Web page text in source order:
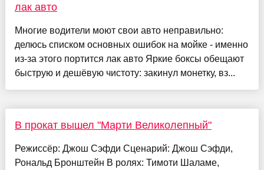
лак авто
Многие водители моют свои авто неправильно:
делюсь списком основных ошибок на мойке - именно
из-за этого портится лак авто Яркие боксы обещают
быструю и дешёвую чистоту: закинул монетку, вз...
В прокат вышел "Марти Великолепный"
Режиссёр: Джош Сэфди Сценарий: Джош Сэфди,
Рональд Бронштейн В ролях: Тимоти Шаламе,